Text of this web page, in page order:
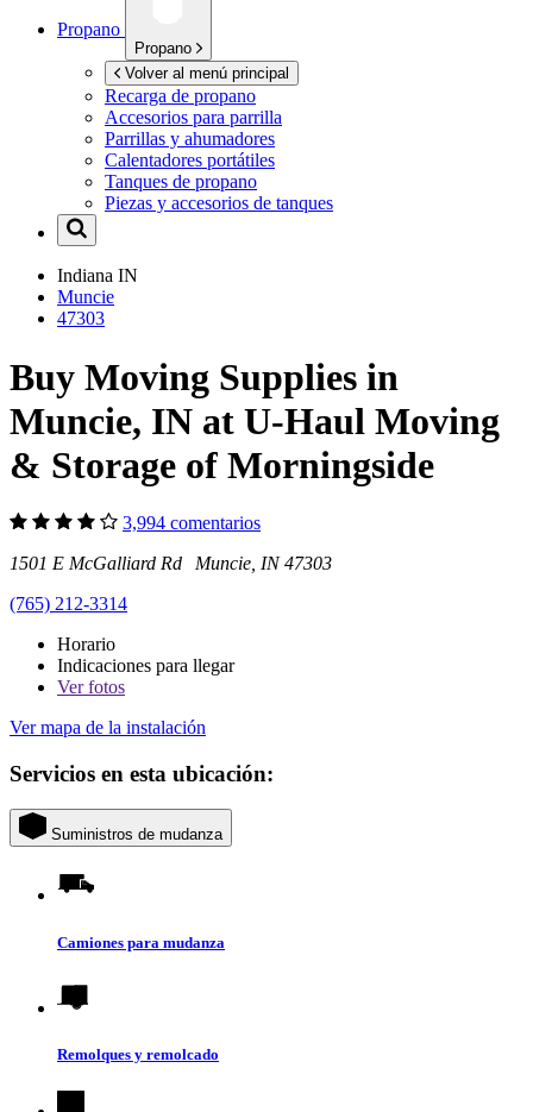
Propano
Propano
Volver al menú principal
Recarga de propano
Accesorios para parrilla
Parrillas y ahumadores
Calentadores portátiles
Tanques de propano
Piezas y accesorios de tanques
Indiana IN
Muncie
47303
Buy Moving Supplies in
Muncie, IN at U-Haul Moving
& Storage of Morningside
3,994 comentarios
1501 E McGalliard Rd Muncie, IN 47303
(765) 212-3314
Horario
Indicaciones para llegar
Verfotos
Ver mapa de la instalación
Servicios en esta ubicación:
Suministros de mudanza
Camiones para mudanza
Remolques y remolcado